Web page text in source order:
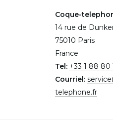
Coque-
14 rue de
75010 Paris
France
Tel: +33 1 88 80
Courriel:
telephone.fr